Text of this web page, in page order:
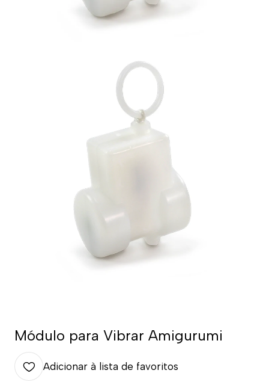
Módulo para Vibrar Amigurumi
Adicionar à lista de favoritos